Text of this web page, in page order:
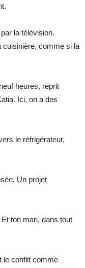
la télévision.
cuisinière, comme si la
heures, reprit
Ici, on a des
le réfrigérateur,
Un projet
ton mari, dans tout
le conflit comme